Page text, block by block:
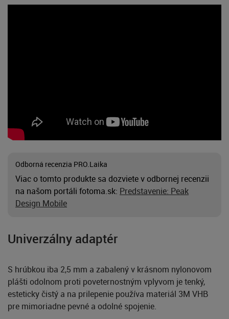
Odborná recenzia PRO.Laika
Viac o tomto produkte sa dozviete v odbornej recenzii
na našom portáli fotoma.sk: Predstavenie: Peak
Design Mobile
Univerzálny adaptér
S hrúbkou iba 2,5 mm a zabalený v krásnom nylonovom
plášti odolnom proti poveternostným vplyvom je tenký,
esteticky čistý a na prilepenie používa materiál 3M VHB
pre mimoriadne pevné a odolné spojenie.